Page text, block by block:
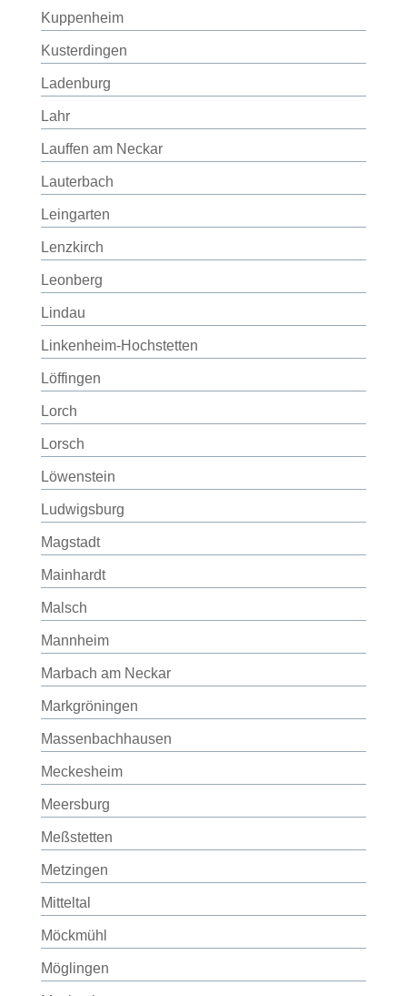
Kuppenheim
Kusterdingen
Ladenburg
Lahr
Lauffen am Neckar
Lauterbach
Leingarten
Lenzkirch
Leonberg
Lindau
Linkenheim-Hochstetten
Löffingen
Lorch
Lorsch
Löwenstein
Ludwigsburg
Magstadt
Mainhardt
Malsch
Mannheim
Marbach am Neckar
Markgröningen
Massenbachhausen
Meckesheim
Meersburg
Meßstetten
Metzingen
Mitteltal
Möckmühl
Möglingen